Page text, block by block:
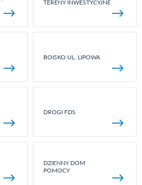
TERENY INWESTYCYJNE
BOISKO UL. LIPOWA
DROGI FDS
DZIENNY DOM
POMOCY